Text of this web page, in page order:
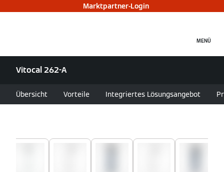
Marktpartner-Login
MENÜ
Vitocal 262-A
Übersicht Vorteile Integriertes Lösungsangebot